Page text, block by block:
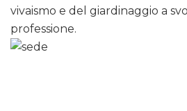
vivaismo e del giardinaggio a
professione.